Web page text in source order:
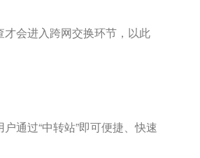
会进入跨网交换环节，以此
通过“中转站”即可便捷、快速